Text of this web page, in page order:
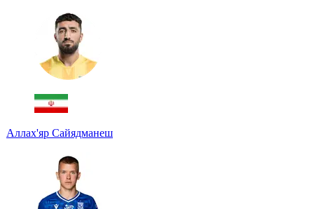
Аллах'яр Сайядманеш